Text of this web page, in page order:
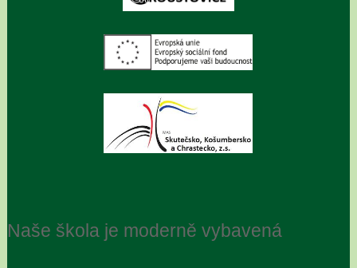
Naše škola je moderně vybavená